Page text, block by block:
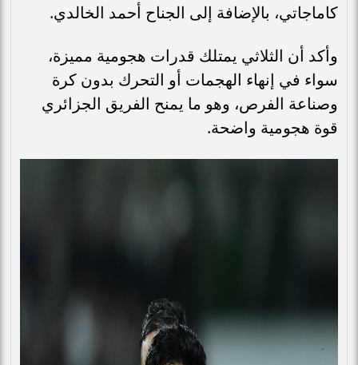
كاماجاتي، بالإضافة إلى الجناح أحمد الخالدي.
وأكد أن الثلاثي يمتلك قدرات هجومية مميزة،
سواء في إنهاء الهجمات أو التحرك بدون كرة
وصناعة الفرص، وهو ما يمنح الفريق الجزائري
قوة هجومية واضحة.